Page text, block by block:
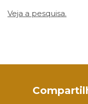
Veja a pesquisa.